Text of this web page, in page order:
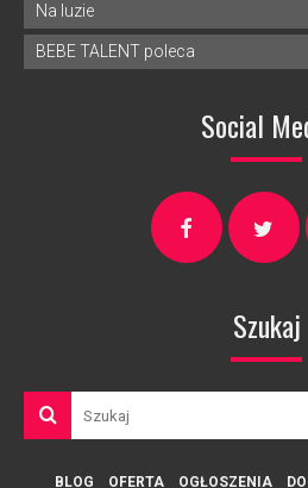
Na luzie
BEBE TALENT poleca
Social
Szukaj
BLOG OFERTA OGŁOSZENIA